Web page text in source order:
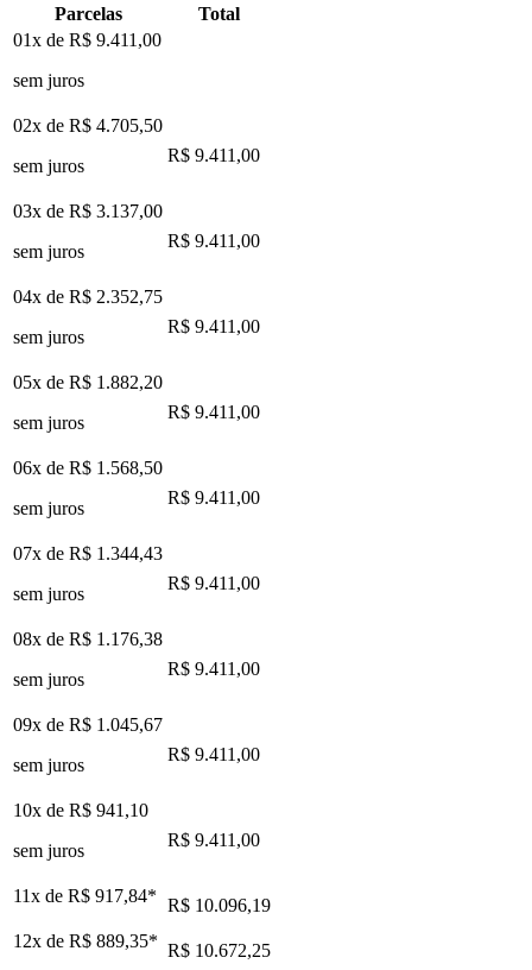
Parcelas
Total
01x de R$ 9.411,00
sem juros
02x de R$ 4.705,50
sem juros
R$ 9.411,00
03x de R$ 3.137,00
sem juros
R$ 9.411,00
04x de R$ 2.352,75
sem juros
R$ 9.411,00
05x de R$ 1.882,20
sem juros
R$ 9.411,00
06x de R$ 1.568,50
sem juros
R$ 9.411,00
07x de R$ 1.344,43
sem juros
R$ 9.411,00
08x de R$ 1.176,38
sem juros
R$ 9.411,00
09x de R$ 1.045,67
sem juros
R$ 9.411,00
10x de R$ 941,10
sem juros
R$ 9.411,00
11x de R$ 917,84* R$ 10.096,19
12x de R$ 889,35* R$ 10.672,25